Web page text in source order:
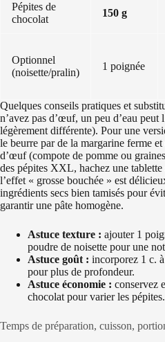
Pépites de
chocolat
150 g
Optionnel
(noisette/pralin)
1 poignée
Quelques conseils pratiques et
n’avez pas d’œuf, un peu d’eau peut
légèrement différente). Pour une
le beurre par de la margarine ferme
d’œuf (compote de pomme ou
des pépites XXL, hachez une
l’effet « grosse bouchée » est
ingrédients secs bien tamisés pour
garantir une pâte homogène.
Astuce texture : ajouter 1
poudre de noisette pour une
Astuce goût : incorporez 1 c.
pour plus de profondeur.
Astuce économie : conservez
chocolat pour varier les pépites.
Temps de préparation, cuisson,